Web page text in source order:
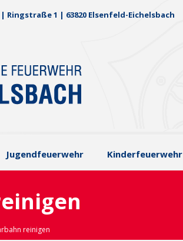
| Ringstraße 1 | 63820 Elsenfeld-Eichelsbach
Jugendfeuerwehr Kinderfeuerwehr
reinigen